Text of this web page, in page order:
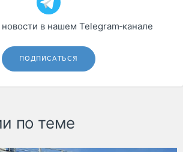
в нашем Telegram‑канале
ПОДПИСАТЬСЯ
по теме